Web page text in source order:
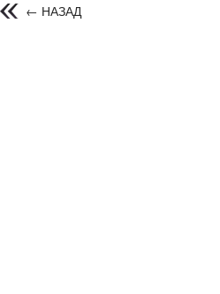
← НАЗАД